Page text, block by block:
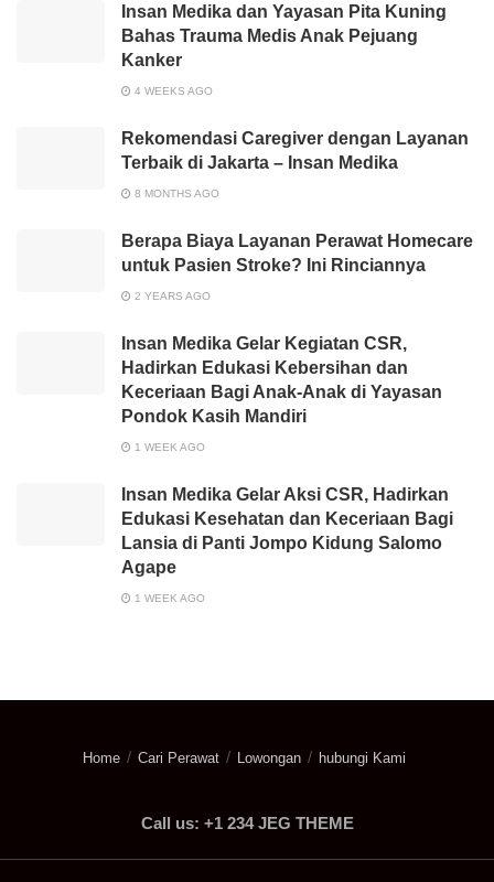
Insan Medika dan Yayasan Pita Kuning
Bahas Trauma Medis Anak Pejuang
Kanker
4 WEEKS AGO
Rekomendasi Caregiver dengan Layanan
Terbaik di Jakarta – Insan Medika
8 MONTHS AGO
Berapa Biaya Layanan Perawat Homecare
untuk Pasien Stroke? Ini Rinciannya
2 YEARS AGO
Insan Medika Gelar Kegiatan CSR,
Hadirkan Edukasi Kebersihan dan
Keceriaan Bagi Anak-Anak di Yayasan
Pondok Kasih Mandiri
1 WEEK AGO
Insan Medika Gelar Aksi CSR, Hadirkan
Edukasi Kesehatan dan Keceriaan Bagi
Lansia di Panti Jompo Kidung Salomo
Agape
1 WEEK AGO
Home Cari Perawat Lowongan hubungi Kami
Call us: +1 234 JEG THEME